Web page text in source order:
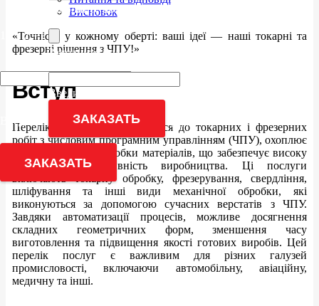
19 + 2 = ?
Введите результат уравнения для продолжения
ЗАКАЗАТЬ
Заполните поле
Заполните поле
Введите результат уравнения для продолжения
ЗАКАЗАТЬ
Висновок
«Точність у кожному оберті: ваші ідеї — наші токарні та
фрезерні рішення з ЧПУ!»
Вступ
Перелік послуг, що відносяться до токарних і фрезерних
робіт з числовим програмним управлінням (ЧПУ), охоплює
широкий спектр обробки матеріалів, що забезпечує високу
точність і ефективність виробництва. Ці послуги
включають токарну обробку, фрезерування, свердління,
шліфування та інші види механічної обробки, які
виконуються за допомогою сучасних верстатів з ЧПУ.
Завдяки автоматизації процесів, можливе досягнення
складних геометричних форм, зменшення часу
виготовлення та підвищення якості готових виробів. Цей
перелік послуг є важливим для різних галузей
промисловості, включаючи автомобільну, авіаційну,
медичну та інші.